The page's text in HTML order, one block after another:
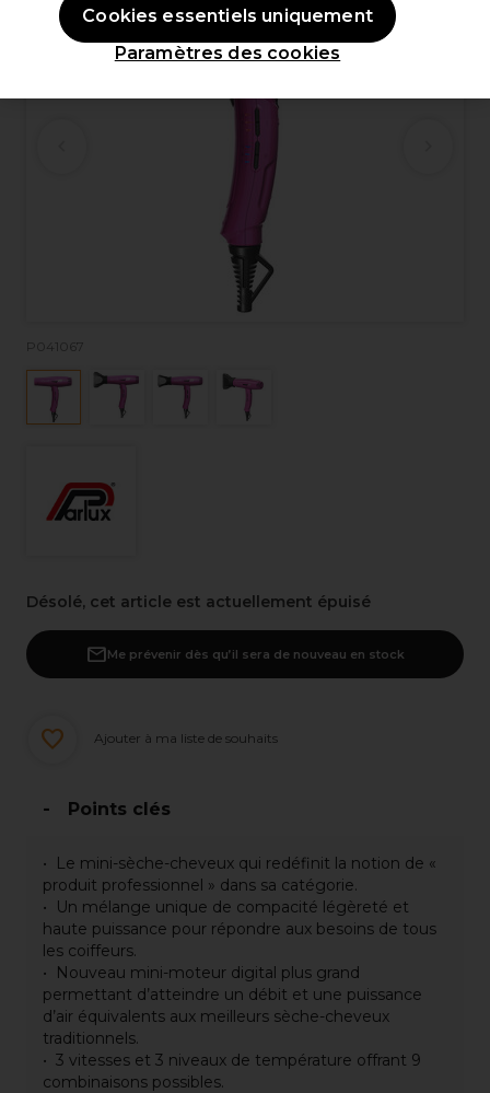
P041067
Désolé, cet article est actuellement épuisé
Me prévenir dès qu’il sera de nouveau en stock
Ajouter à ma liste de souhaits
Points clés
Le mini-sèche-cheveux qui redéfinit la notion de «
produit professionnel » dans sa catégorie.
Un mélange unique de compacité légèreté et
haute puissance pour répondre aux besoins de tous
les coiffeurs.
Nouveau mini-moteur digital plus grand
permettant d’atteindre un débit et une puissance
d’air équivalents aux meilleurs sèche-cheveux
traditionnels.
3 vitesses et 3 niveaux de température offrant 9
combinaisons possibles.
Paramètres des cookies
Cookies essentiels uniquement